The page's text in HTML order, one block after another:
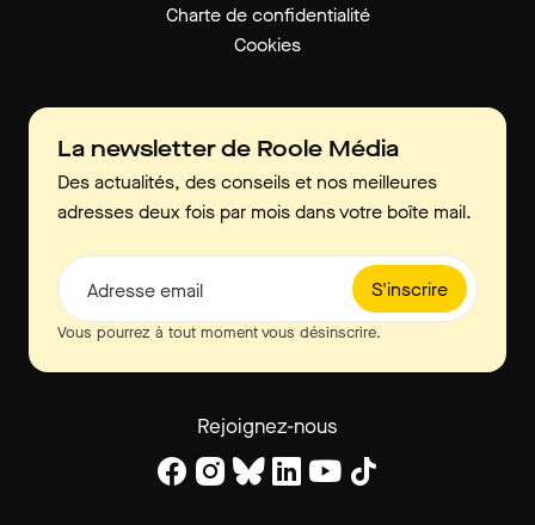
Charte de confidentialité
Cookies
La newsletter de Roole Média
Des actualités, des conseils et nos meilleures
adresses deux fois par mois dans votre boîte mail.
S'inscrire
Adresse email
Vous pourrez à tout moment vous désinscrire.
Rejoignez-nous